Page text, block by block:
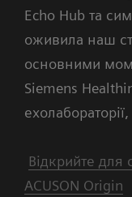
Echo Hub та
оживила наш
основними
Siemens
Відкрийте для
ACUSON Origin